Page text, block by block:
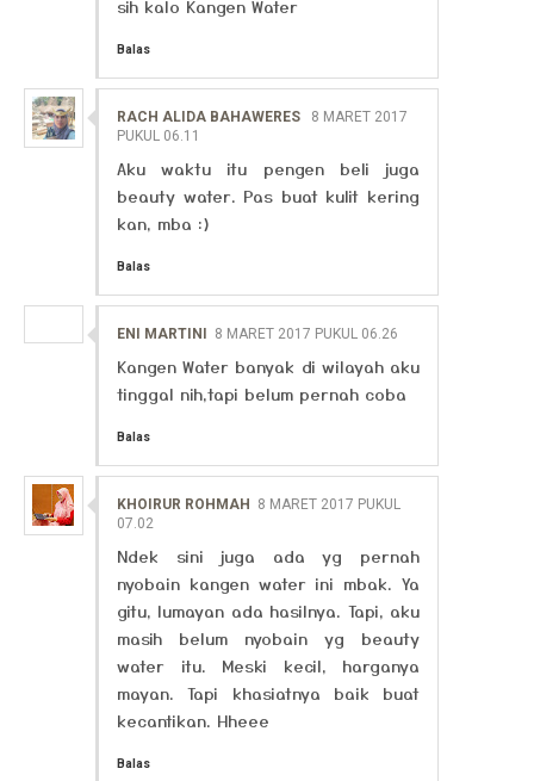
sih kalo Kangen Water
Balas
RACH ALIDA BAHAWERES
8 MARET 2017
PUKUL 06.11
Aku waktu itu pengen beli juga
beauty water. Pas buat kulit kering
kan, mba :)
Balas
ENI MARTINI 8 MARET 2017 PUKUL 06.26
Kangen Water banyak di wilayah aku
tinggal nih,tapi belum pernah coba
Balas
KHOIRUR ROHMAH
8 MARET 2017 PUKUL
07.02
Ndek sini juga ada yg pernah
nyobain kangen water ini mbak. Ya
gitu, lumayan ada hasilnya. Tapi, aku
masih belum nyobain yg beauty
water itu. Meski kecil, harganya
mayan. Tapi khasiatnya baik buat
kecantikan. Hheee
Balas